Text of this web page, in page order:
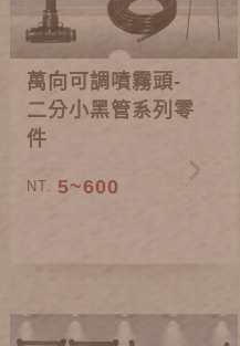
萬向可調噴霧頭-
二分小黑管系列零
件
NT. 5~600